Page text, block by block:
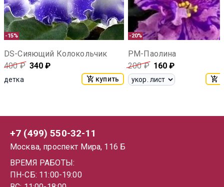
-15%
DS-Сияющий Колокольчик
400₽ 340 ₽
детка купить
-20%
РМ-Паолина
200₽ 160 ₽
+7 (499) 550-32-11
Москва, проспект Мира, 116 Б
ВРЕМЯ РАБОТЫ:
ПН-СБ: 11:00-19:00